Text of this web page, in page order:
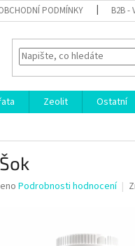
PODMÍNKY B2B -
Zeolit
Ostatní
Podrobnosti hodnocení